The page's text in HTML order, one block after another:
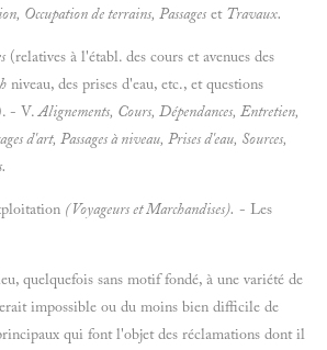
Occupation de terrains, Passages et Travaux.
(relatives à l'établ. des cours et avenues des
h niveau, des prises d'eau, etc., et questions
- V.Alignements, Cours, Dépendances, Entretien,
d'art, Passages à niveau, Prises d'eau, Sources,
(Voyageurs et Marchandises). - Les
quelquefois sans motif fondé, à une variété de
impossible ou du moins bien difficile de
qui font l'objet des réclamations dont il